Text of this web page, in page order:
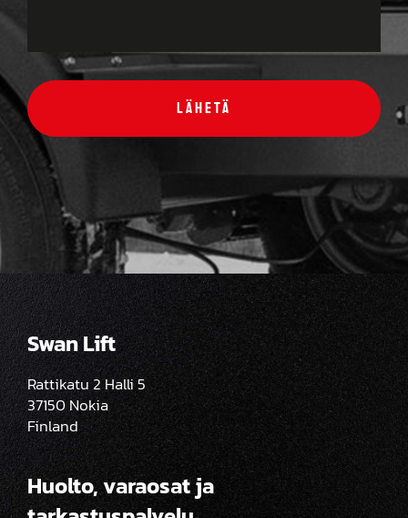
Swan Lift
Rattikatu 2 Halli 5
37150 Nokia
Finland
Huolto, varaosat ja